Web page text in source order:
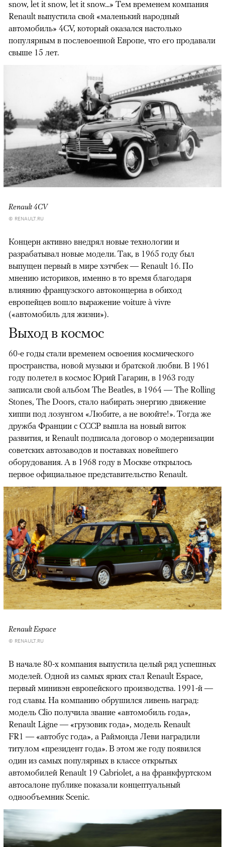
snow, let it snow, let it snow...» Тем временем компания
Renault выпустила свой «маленький народный
автомобиль» 4CV, который оказался настолько
популярным в послевоенной Европе, что его продавали
свыше 15 лет.
Renault 4CV
© RENAULT.RU
Концерн активно внедрял новые технологии и
разрабатывал новые модели. Так, в 1965 году был
выпущен первый в мире хэтчбек — Renault 16. По
мнению историков, именно в то время благодаря
влиянию французского автоконцерна в обиход
европейцев вошло выражение voiture à vivre
(«автомобиль для жизни»).
Выход в космос
60-е годы стали временем освоения космического
пространства, новой музыки и братской любви. В 1961
году полетел в космос Юрий Гагарин, в 1963 году
записали свой альбом The Beatles, в 1964 — The Rolling
Stones, The Doors, стало набирать энергию движение
хиппи под лозунгом «Любите, а не воюйте!». Тогда же
дружба Франции с СССР вышла на новый виток
развития, и Renault подписала договор о модернизации
советских автозаводов и поставках новейшего
оборудования. А в 1968 году в Москве открылось
первое официальное представительство Renault.
Renault Espace
© RENAULT.RU
В начале 80-х компания выпустила целый ряд успешных
моделей. Одной из самых ярких стал Renault Espace,
первый минивэн европейского производства. 1991-й —
год славы. На компанию обрушился ливень наград:
модель Clio получила звание «автомобиль года»,
Renault Ligne — «грузовик года», модель Renault
FR1 — «автобус года», а Раймонда Леви наградили
титулом «президент года». В этом же году появился
один из самых популярных в классе открытых
автомобилей Renault 19 Cabriolet, а на франкфуртском
автосалоне публике показали концептуальный
однообъемник Scenic.